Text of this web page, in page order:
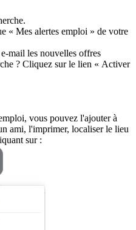
« Mes alertes emploi » de votre
mail les nouvelles offres
? Cliquez sur le lien « Activer
vous pouvez l'ajouter à
ami, l'imprimer, localiser le lieu
sur :